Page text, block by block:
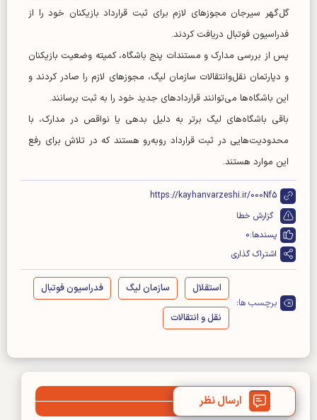
گل‌گهر سیرجان مجوز‌های لازم برای ثبت قرارداد بازیکنان خود را از
فدراسیون فوتبال دریافت کردند.
پس از بررسی مدارک و مستندات پنج باشگاه، کمیته وضعیت بازیکنان
و دپارتمان نقل‌وانتقالات سازمان لیگ، مجوز‌های لازم را صادر کردند و
این باشگاه‌ها می‌توانند قرارداد‌های جدید خود را به ثبت برسانند.
باقی باشگاه‌های لیگ برتر به دلیل بدهی یا نواقص در مدارک، با
محدودیت‌هایی در ثبت قرارداد رو‌به‌رو هستند که در تلاش برای رفع
این موارد هستند.
https://kayhanvarzeshi.ir/000Nf5
گزارش خطا
پسندها:0
اشتراک گذاری
برچسب ها:
استقلال سازمان لیگ فدراسیون فوتبال
نقل و انتقالات
ارسال نظر